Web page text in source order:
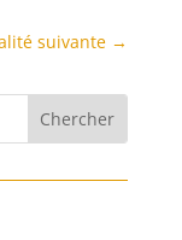
suivante →